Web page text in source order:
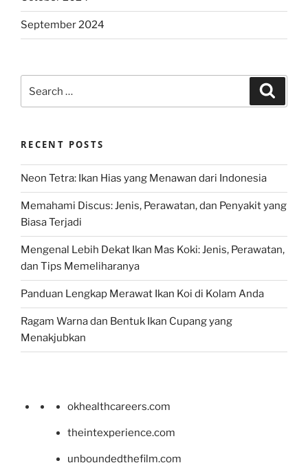
September 2024
for:
RECENT POSTS
Neon Tetra: Ikan Hias yang Menawan dari Indonesia
Memahami Discus: Jenis, Perawatan, dan Penyakit yang
Biasa Terjadi
Mengenal Lebih Dekat Ikan Mas Koki: Jenis, Perawatan,
dan Tips Memeliharanya
Panduan Lengkap Merawat Ikan Koi di Kolam Anda
Ragam Warna dan Bentuk Ikan Cupang yang
Menakjubkan
okhealthcareers.com
theintexperience.com
unboundedthefilm.com